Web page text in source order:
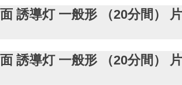
誘導灯 一般形 （20分間）
誘導灯 一般形 （20分間）